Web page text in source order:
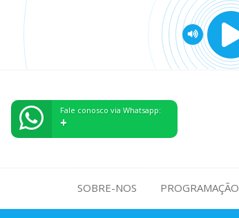
Fale conosco via Whatsapp:
+
SOBRE-NOS PROGRAMAÇÃO